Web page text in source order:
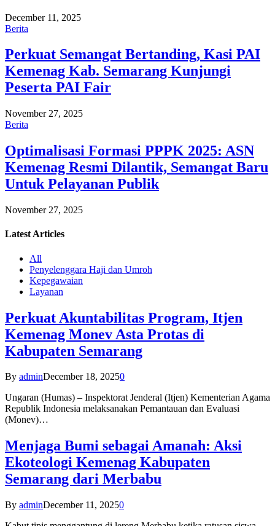
December 11, 2025
Berita
Perkuat Semangat Bertanding, Kasi PAI
Kemenag Kab. Semarang Kunjungi
Peserta PAI Fair
November 27, 2025
Berita
Optimalisasi Formasi PPPK 2025: ASN
Kemenag Resmi Dilantik, Semangat Baru
Untuk Pelayanan Publik
November 27, 2025
Latest Articles
All
Penyelenggara Haji dan Umroh
Kepegawaian
Layanan
Perkuat Akuntabilitas Program, Itjen
Kemenag Monev Asta Protas di
Kabupaten Semarang
By adminDecember 18, 20250
Ungaran (Humas) – Inspektorat Jenderal (Itjen) Kementerian Agama
Republik Indonesia melaksanakan Pemantauan dan Evaluasi
(Monev)…
Menjaga Bumi sebagai Amanah: Aksi
Ekoteologi Kemenag Kabupaten
Semarang dari Merbabu
By adminDecember 11, 20250